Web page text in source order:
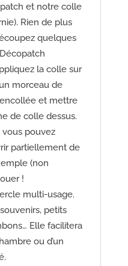
et notre colle
Rien de plus
quelques
la colle sur
morceau de
et mettre
de colle dessus.
pouvez
partiellement de
(non
!
multi-usage.
petits
Elle facilitera
ou d’un